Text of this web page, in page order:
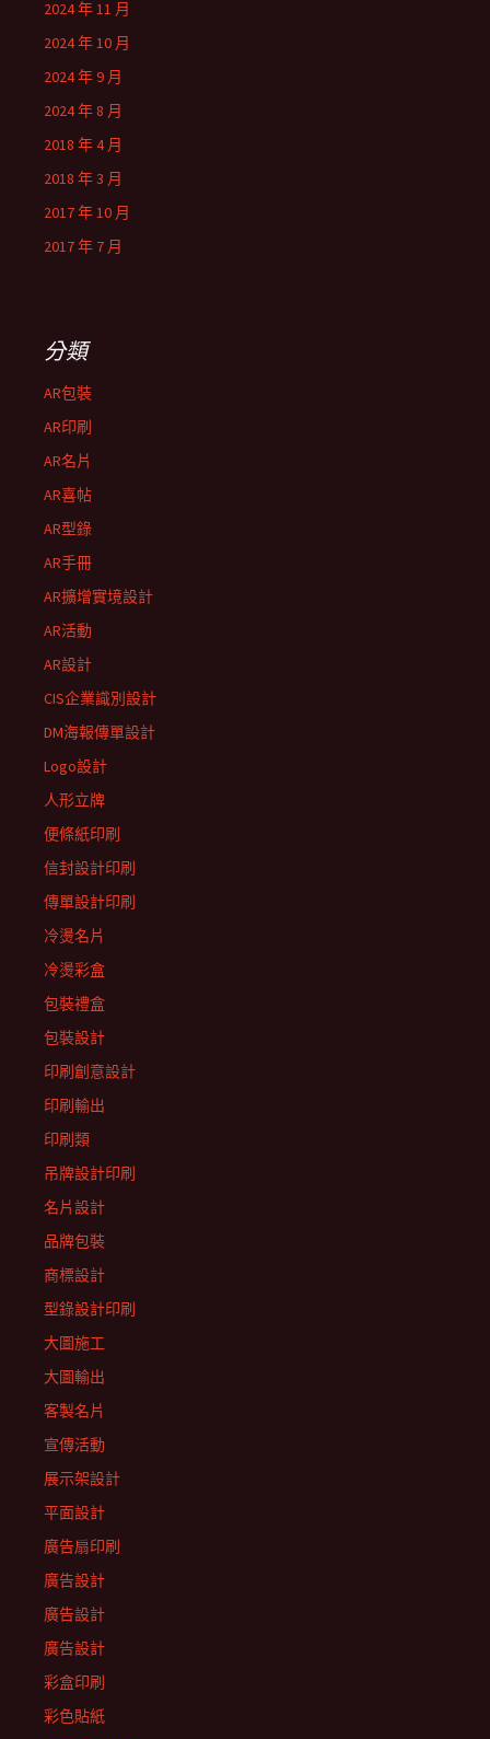
2024 年 11 月
2024 年 10 月
2024 年 9 月
2024 年 8 月
2018 年 4 月
2018 年 3 月
2017 年 10 月
2017 年 7 月
分類
AR包裝
AR印刷
AR名片
AR喜帖
AR型錄
AR手冊
AR擴增實境設計
AR活動
AR設計
CIS企業識別設計
DM海報傳單設計
Logo設計
人形立牌
便條紙印刷
信封設計印刷
傳單設計印刷
冷燙名片
冷燙彩盒
包裝禮盒
包裝設計
印刷創意設計
印刷輸出
印刷類
吊牌設計印刷
名片設計
品牌包裝
商標設計
型錄設計印刷
大圖施工
大圖輸出
客製名片
宣傳活動
展示架設計
平面設計
廣告扇印刷
廣告設計
廣告設計
廣告設計
彩盒印刷
彩色貼紙